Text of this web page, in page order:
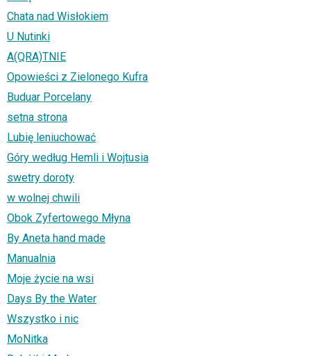
Chata nad Wisłokiem
U Nutinki
A(QRA)TNIE
Opowieści z Zielonego Kufra
Buduar Porcelany
setna strona
Lubię leniuchować
Góry według Hemli i Wojtusia
swetry doroty
w wolnej chwili
Obok Zyfertowego Młyna
By Aneta hand made
Manualnia
Moje życie na wsi
Days By the Water
Wszystko i nic
MoNitka